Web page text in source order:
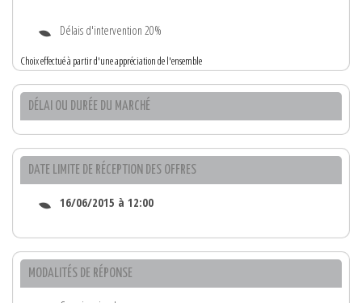
Délais d'intervention 20%
Choix effectué à partir d'une appréciation de l'ensemble
DÉLAI OU DURÉE DU MARCHÉ
DATE LIMITE DE RÉCEPTION DES OFFRES
16/06/2015 à 12:00
MODALITÉS DE RÉPONSE